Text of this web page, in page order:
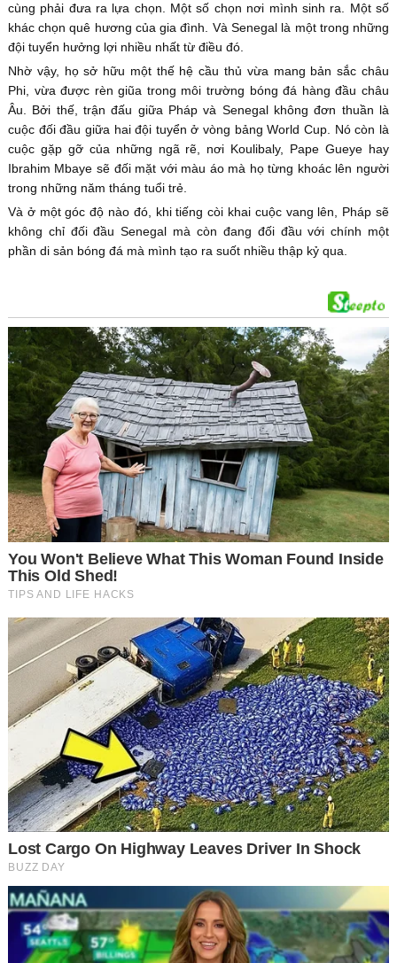
cùng phải đưa ra lựa chọn. Một số chọn nơi mình sinh ra. Một số
khác chọn quê hương của gia đình. Và Senegal là một trong những
đội tuyển hưởng lợi nhiều nhất từ điều đó.
Nhờ vậy, họ sở hữu một thế hệ cầu thủ vừa mang bản sắc châu
Phi, vừa được rèn giũa trong môi trường bóng đá hàng đầu châu
Âu. Bởi thế, trận đấu giữa Pháp và Senegal không đơn thuần là
cuộc đối đầu giữa hai đội tuyển ở vòng bảng World Cup. Nó còn là
cuộc gặp gỡ của những ngã rẽ, nơi Koulibaly, Pape Gueye hay
Ibrahim Mbaye sẽ đối mặt với màu áo mà họ từng khoác lên người
trong những năm tháng tuổi trẻ.
Và ở một góc độ nào đó, khi tiếng còi khai cuộc vang lên, Pháp sẽ
không chỉ đối đầu Senegal mà còn đang đối đầu với chính một
phần di sản bóng đá mà mình tạo ra suốt nhiều thập kỷ qua.